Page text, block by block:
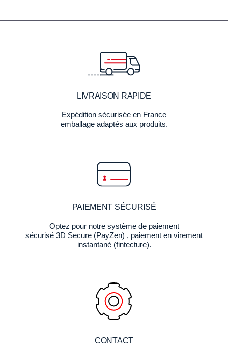
LIVRAISON RAPIDE
Expédition sécurisée en France
emballage adaptés aux produits.
PAIEMENT SÉCURISÉ
Optez pour notre système de paiement
sécurisé 3D Secure (PayZen) , paiement en virement
instantané (fintecture).
CONTACT